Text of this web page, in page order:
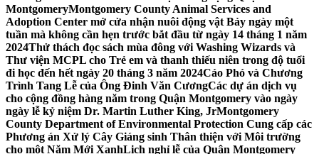
MontgomeryMontgomery County Animal Services and
Adoption Center mở cửa nhận nuôi động vật Bảy ngày một
tuần mà không cần hẹn trước bắt đầu từ ngày 14 tháng 1 năm
2024Thử thách đọc sách mùa đông với Washing Wizards và
Thư viện MCPL cho Trẻ em và thanh thiếu niên trong độ tuổi
đi học đến hết ngày 20 tháng 3 năm 2024Cáo Phó và Chương
Trình Tang Lễ của Ông Đinh Văn CươngCác dự án dịch vụ
cho cộng đồng hàng năm trong Quận Montgomery vào ngày
ngày lễ kỷ niệm Dr. Martin Luther King, JrMontgomery
County Department of Environmental Protection Cung cấp các
Phương án Xử lý Cây Giáng sinh Thân thiện với Môi trường
cho một Năm Mới XanhLịch nghỉ lễ của Quận Montgomery